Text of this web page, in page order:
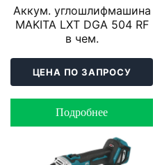
Аккум. углошлифмашина
MAKITA LXT DGA 504 RF
в чем.
ЦЕНА ПО ЗАПРОСУ
Подробнее